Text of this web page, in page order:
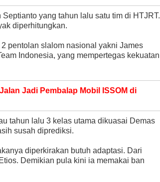
yang tahun lalu satu tim di HTJRT.
diperhitungkan.
pentolan slalom nasional yakni James
Indonesia, yang mempertegas kekuatan
Jadi Pembalap Mobil ISSOM di
tahun lalu 3 kelas utama dikuasai Demas
susah diprediksi.
diperkirakan butuh adaptasi. Dari
Demikian pula kini ia memakai ban